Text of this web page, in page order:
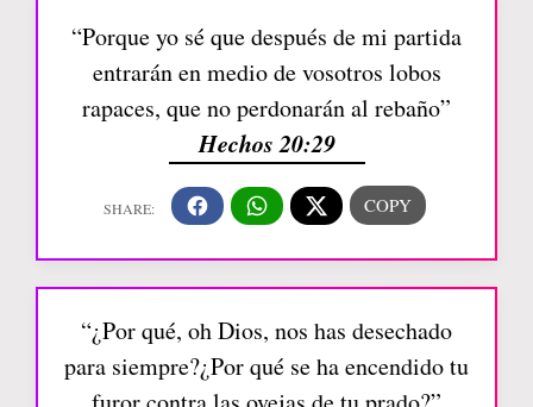
“Porque yo sé que después de mi partida
entrarán en medio de vosotros lobos
rapaces, que no perdonarán al rebaño”
Hechos 20:29
“¿Por qué, oh Dios, nos has desechado
para siempre?¿Por qué se ha encendido tu